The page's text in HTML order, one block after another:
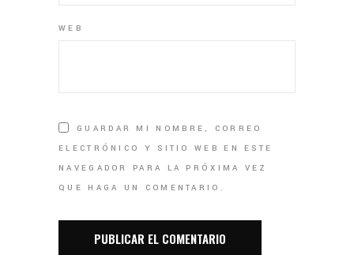
WEB
GUARDAR MI NOMBRE, CORREO
ELECTRÓNICO Y SITIO WEB EN ESTE
NAVEGADOR PARA LA PRÓXIMA VEZ
QUE HAGA UN COMENTARIO.